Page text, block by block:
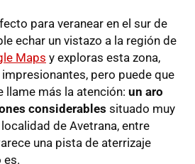
para veranear en el sur de
echar un vistazo a la región de
Maps y exploras esta zona,
pero puede que
llame más la atención: un aro
considerables situado muy
de Avetrana, entre
una pista de aterrizaje
es.